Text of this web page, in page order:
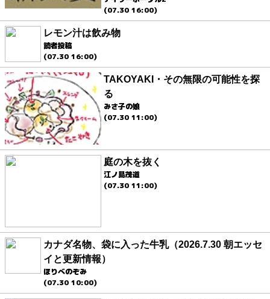
(07.30 16:00)
レモン汁は飲み物
読者投稿
(07.30 16:00)
TAKOYAKI・その無限の可能性を探
る
みさ子の娘
(07.30 11:00)
庭の木を抜く
江ノ島茂道
(07.30 11:00)
カナダ名物、袋に入った牛乳（2026.7.30 朝エッセ
イと更新情報）
ほりべのぞみ
(07.30 10:00)